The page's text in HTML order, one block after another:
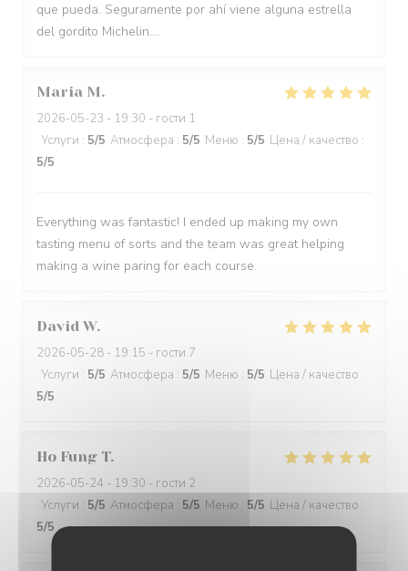
que pueda. Seguramente por ahí viene alguna estrella
del gordito Michelin....
Maria M
2026-05-23 - 19:30 - гости 1
Услуги : 5/5 Атмосфера : 5/5 Меню : 5/5 Цена / качество :
5/5
Everything was fantastic! I ended up making my own
tasting menu of sorts and the team was great helping
making a wine paring for each course.
David W
2026-05-28 - 19:15 - гости 7
Услуги : 5/5 Атмосфера : 5/5 Меню : 5/5 Цена / качество :
5/5
Ho Fung T
2026-05-24 - 19:30 - гости 2
Услуги : 5/5 Атмосфера : 5/5 Меню : 5/5 Цена / качество :
5/5